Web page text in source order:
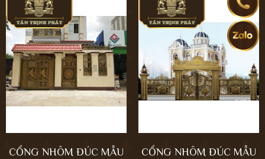
CỔNG NHÔM ĐÚC MẪU
CỔNG NHÔM ĐÚC MẪU